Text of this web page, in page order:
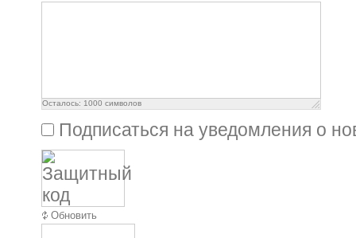
Осталось: 1000 символов
Подписаться на уведомления о
Обновить